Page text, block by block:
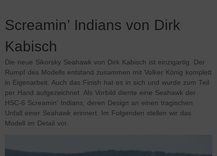
Screamin’ Indians von Dirk
Kabisch
Die neue Sikorsky Seahawk von Dirk Kabisch ist einzigartig. Der
Rumpf des Modells entstand zusammen mit Volker König komplett
in Eigenarbeit. Auch das Finish hat es in sich und wurde zum Teil
per Hand aufgezeichnet. Als Vorbild diente eine Seahawk der
HSC-6 Screamin‘ Indians, deren Design an einen tragischen
Unfall einer Seahawk erinnert. Im Folgenden stellen wir das
Modell im Detail vor.